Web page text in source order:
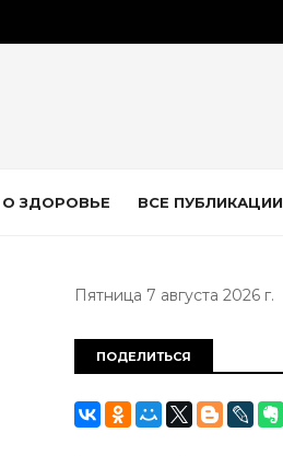
О ЗДОРОВЬЕ ВСЕ ПУБЛИКАЦИИ
Пятница 7 августа 2026 г.
ПОДЕЛИТЬСЯ